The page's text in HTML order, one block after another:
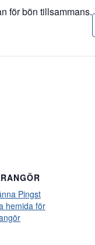
för bön tillsammans.
Pingst
hemida för